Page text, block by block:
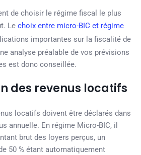
de choisir le régime fiscal le plus
Le choix entre micro-BIC et régime
importantes sur la fiscalité de
analyse préalable de vos prévisions
est donc conseillée.
des revenus locatifs
locatifs doivent être déclarés dans
annuelle. En régime Micro-BIC, il
brut des loyers perçus, un
50 % étant automatiquement